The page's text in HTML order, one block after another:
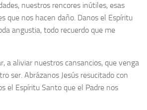
nuestros rencores inútiles, esas
que nos hacen daño. Danos el Espíritu
angustia, todo recuerdo que me
a aliviar nuestros cansancios, que venga
ser. Abrázanos Jesús resucitado con
el Espíritu Santo que el Padre nos